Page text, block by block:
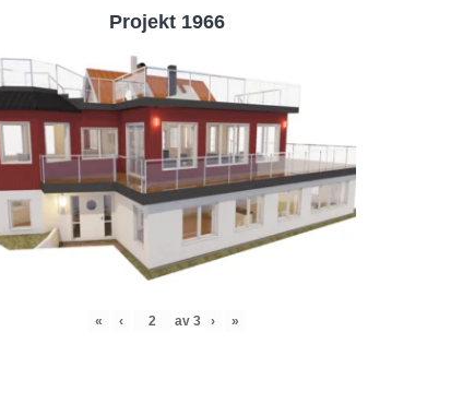
Projekt 1966
« ‹ av 3 › »